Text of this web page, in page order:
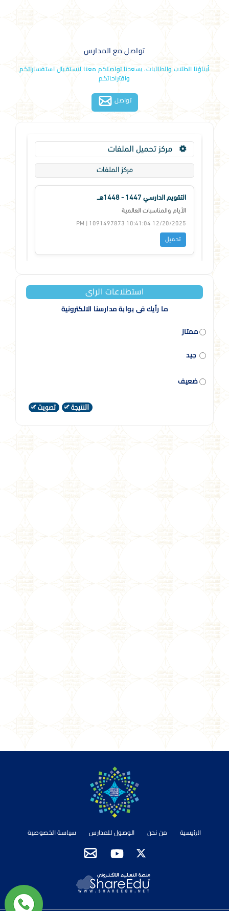
تواصل مع المدارس
أبناؤنا الطلاب والطالبات، يسعدنا تواصلكم معنا لاستقبال استفساراتكم
واقتراحاتكم
تواصل
استطلاعات الراى
ما رأيك فى بوابة مدارسنا الالكترونية
ممتاز
جيد
ضعيف
الرئيسية من نحن الوصول للمدارس سياسة الخصوصية